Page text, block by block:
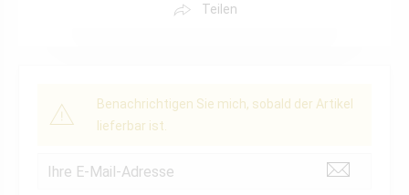
Teilen
Benachrichtigen Sie mich, sobald der Artikel
lieferbar ist.